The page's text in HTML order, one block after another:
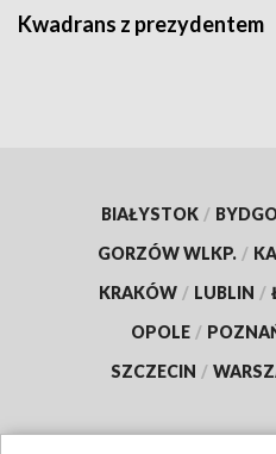
Kwadrans z prezydentem
BIAŁYSTOK /
GORZÓW WLKP. /
KRAKÓW / LUBLIN /
OPOLE /
SZCZECIN /